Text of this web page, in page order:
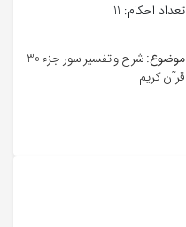
تعداد احکام: 11
موضوع:
شرح و تفسیر سور جزء 30
قرآن کریم